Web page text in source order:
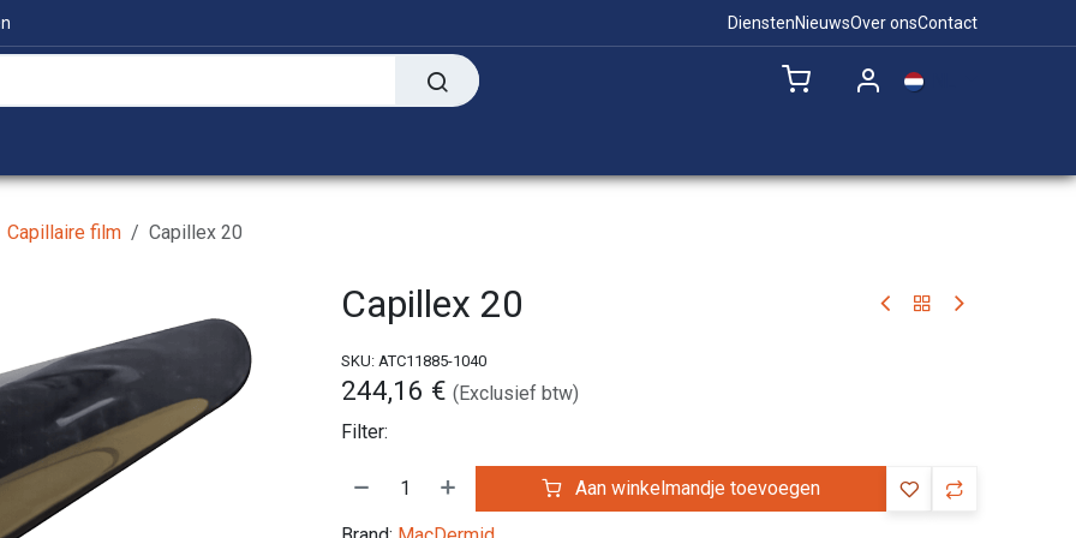
DienstenNieuwsOver onsContact
Capillaire film Capillex 20
Capillex 20
SKU: ATC11885-1040
244,16 € (Exclusief btw)
Filter:
Aan winkelmandje toevoegen